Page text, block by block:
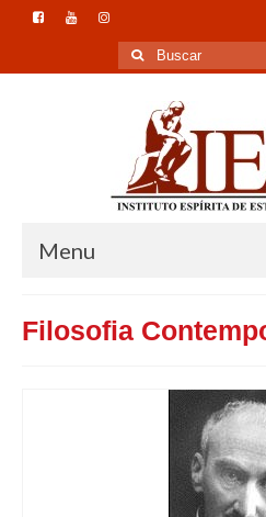
Buscar
por:
Menu
Filosofia